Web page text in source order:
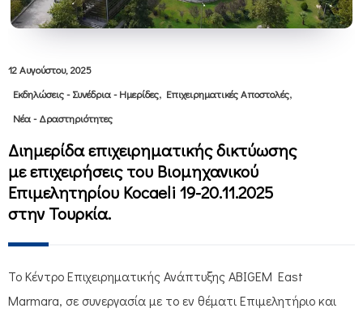
12 Αυγούστου, 2025
Εκδηλώσεις - Συνέδρια - Ημερίδες, Επιχειρηματικές Αποστολές,
Νέα - Δραστηριότητες
Διημερίδα επιχειρηματικής δικτύωσης
με επιχειρήσεις του Βιομηχανικού
Επιμελητηρίου Κocaeli 19-20.11.2025
στην Τουρκία.
Το Κέντρο Επιχειρηματικής Ανάπτυξης ABIGEM East
Marmara, σε συνεργασία με το εν θέματι Επιμελητήριο και